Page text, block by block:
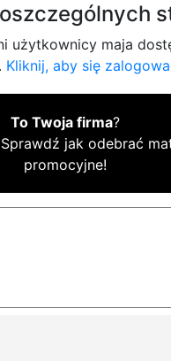
użytkownicy maja
Kliknij, aby się
To Twoja firma?
Sprawdź jak odebrać
promocyjne!